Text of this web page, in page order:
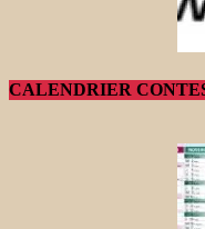
CALENDRIER